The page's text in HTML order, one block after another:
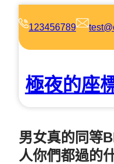
123456789
極夜的座
男女真的同等
人你們都過的